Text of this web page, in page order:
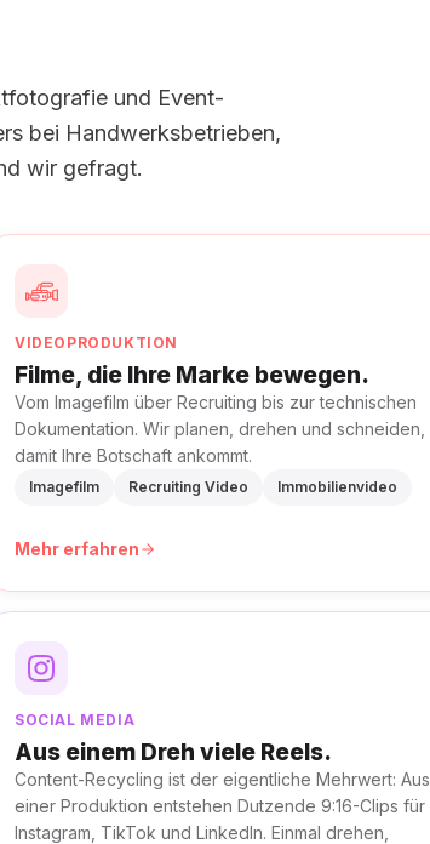
und Event-
bei Handwerksbetrieben,
wir gefragt.
VIDEOPRODUKTION
Filme, die Ihre Marke bewegen.
Vom Imagefilm über Recruiting bis zur technischen
Dokumentation. Wir planen, drehen und schneiden,
damit Ihre Botschaft ankommt.
Imagefilm Recruiting Video Immobilienvideo
Mehr erfahren
SOCIAL MEDIA
Aus einem Dreh viele Reels.
Content-Recycling ist der eigentliche Mehrwert: Aus
einer Produktion entstehen Dutzende 9:16-Clips für
Instagram, TikTok und LinkedIn. Einmal drehen,